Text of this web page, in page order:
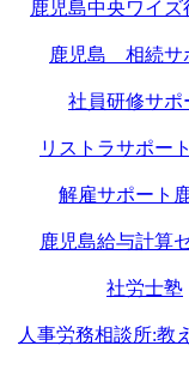
鹿児島中央ワイズ
鹿児島 相続サ
社員研修サポ
リストラサポー
解雇サポート
鹿児島給与計算
社労士塾
人事労務相談所:教